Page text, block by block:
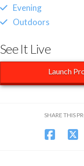
Evening
Outdoors
See It Live
Launch
SHARE THIS